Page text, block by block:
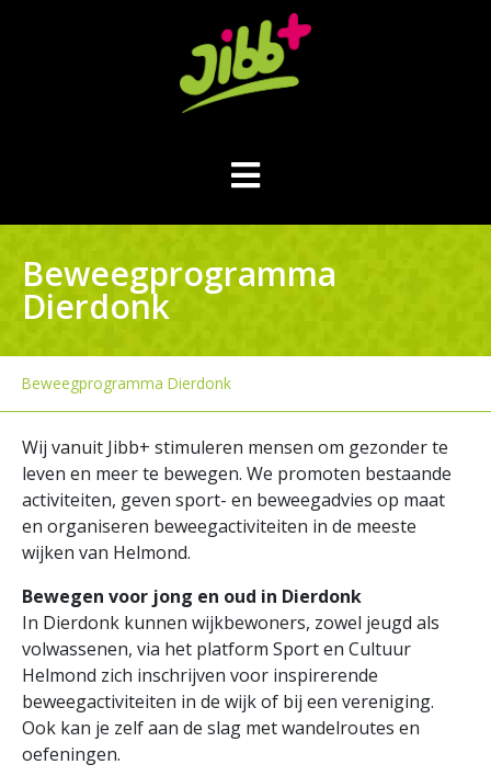
Beweegprogramma
Dierdonk
Beweegprogramma Dierdonk
Wij vanuit Jibb+ stimuleren mensen om gezonder te
leven en meer te bewegen. We promoten bestaande
activiteiten, geven sport- en beweegadvies op maat
en organiseren beweegactiviteiten in de meeste
wijken van Helmond.
Bewegen voor jong en oud in Dierdonk
In Dierdonk kunnen wijkbewoners, zowel jeugd als
volwassenen, via het platform Sport en Cultuur
Helmond zich inschrijven voor inspirerende
beweegactiviteiten in de wijk of bij een vereniging.
Ook kan je zelf aan de slag met wandelroutes en
oefeningen.